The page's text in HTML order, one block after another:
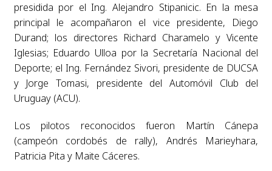
presidida por el Ing. Alejandro Stipanicic. En la mesa
principal le acompañaron el vice presidente, Diego
Durand; los directores Richard Charamelo y Vicente
Iglesias; Eduardo Ulloa por la Secretaría Nacional del
Deporte; el Ing. Fernández Sivori, presidente de DUCSA
y Jorge Tomasi, presidente del Automóvil Club del
Uruguay (ACU).
Los pilotos reconocidos fueron Martín Cánepa
(campeón cordobés de rally), Andrés Marieyhara,
Patricia Pita y Maite Cáceres.